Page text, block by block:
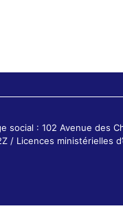
social : 102 Avenue des
/ Licences ministérielles